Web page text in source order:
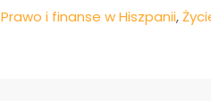
Prawo i finanse w Hiszpanii,